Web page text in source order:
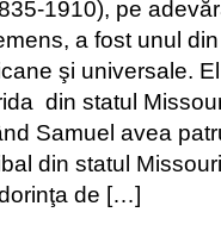
1910), pe
a fost unul
şi universale.
din statul
Samuel avea
din statul
de […]